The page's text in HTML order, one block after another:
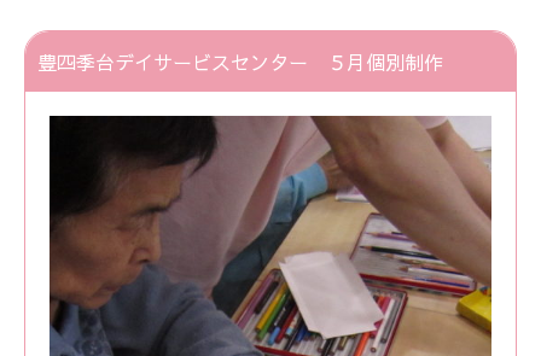
豊四季台デイサービスセンター ５月個別制作